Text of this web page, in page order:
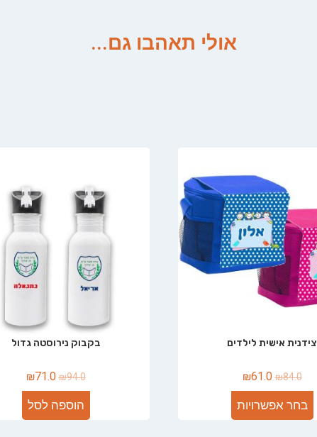
אולי תאהבו גם...
צידנית אישית לילדים
₪84.0
₪61.0
בחר אפשרויות
בקבוק נירוסטה גדול
₪94.0
₪71.0
הוספה לסל